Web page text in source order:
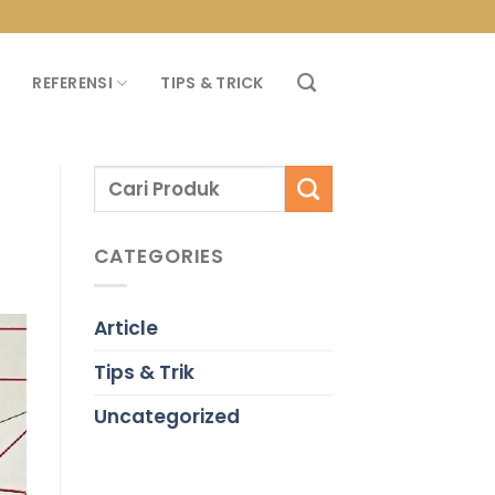
REFERENSI TIPS & TRICK
CATEGORIES
Article
Tips & Trik
Uncategorized